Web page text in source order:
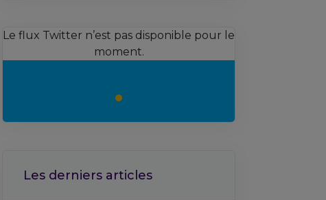
Le flux Twitter n’est pas disponible pour le
moment.
Les derniers articles